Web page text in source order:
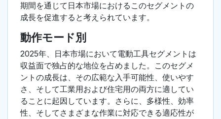
期間を通じて日本市場におけるこのセグメントの
成長を促進すると考えられています。
動作モード別
2025年、日本市場において電動工具セグメントは
収益面で独占的な地位を占めました。このセグメ
ントの成長は、その広範な入手可能性、使いやす
さ、そして工業用および住宅用の両方に適してい
ることに起因しています。さらに、多様性、効率
性、そしてさまざまな作業に対応できる適応性が